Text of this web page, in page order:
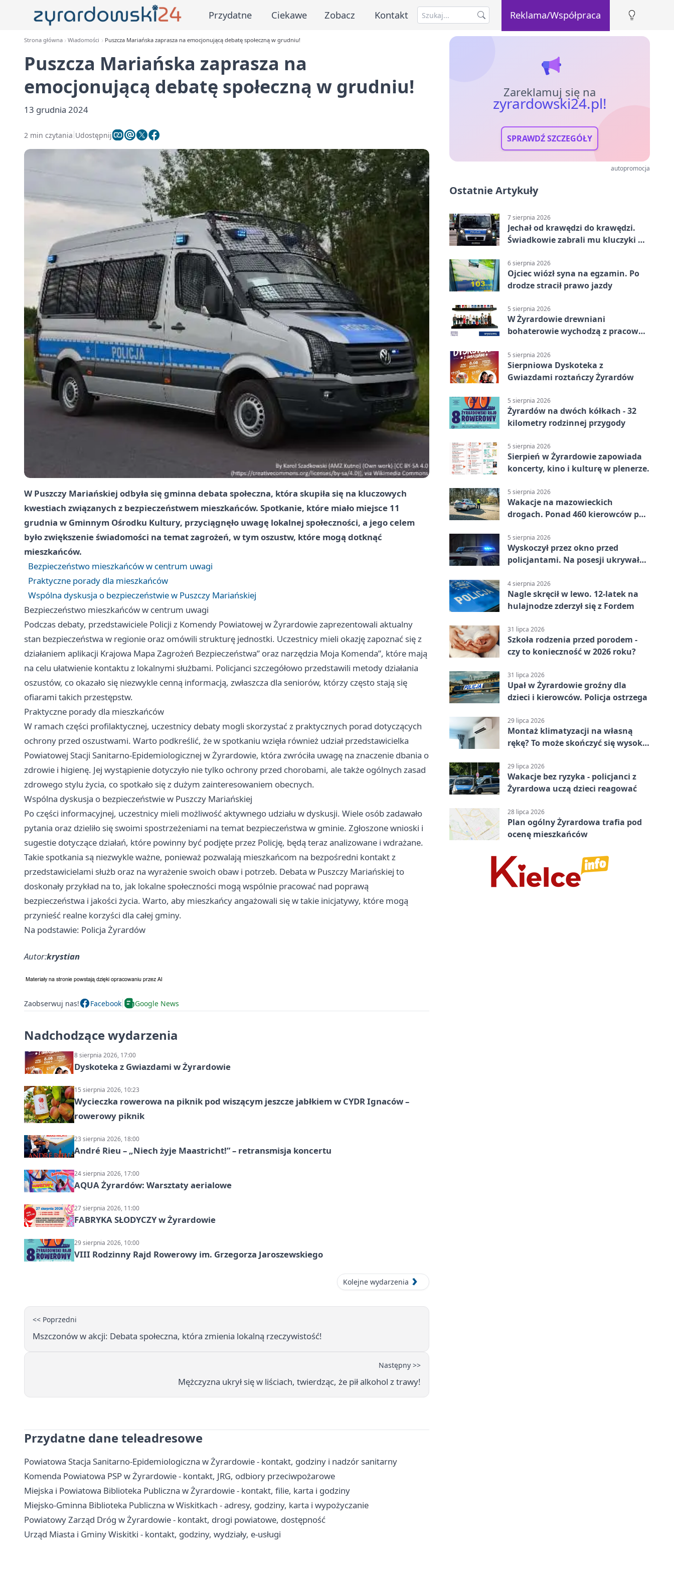
Przydatne Ciekawe Zobacz Kontakt Reklama/Współpraca
Strona główna Wiadomości Puszcza Mariańska zaprasza na emocjonującą debatę społeczną w grudniu!
Puszcza Mariańska zaprasza na
emocjonującą debatę społeczną w grudniu!
13 grudnia 2024
2 min czytania Udostępnij
W Puszczy Mariańskiej odbyła się gminna debata społeczna, która skupiła się na kluczowych
kwestiach związanych z bezpieczeństwem mieszkańców. Spotkanie, które miało miejsce 11
grudnia w Gminnym Ośrodku Kultury, przyciągnęło uwagę lokalnej społeczności, a jego celem
było zwiększenie świadomości na temat zagrożeń, w tym oszustw, które mogą dotknąć
mieszkańców.
Bezpieczeństwo mieszkańców w centrum uwagi
Praktyczne porady dla mieszkańców
Wspólna dyskusja o bezpieczeństwie w Puszczy Mariańskiej
Bezpieczeństwo mieszkańców w centrum uwagi
Podczas debaty, przedstawiciele Policji z Komendy Powiatowej w Żyrardowie zaprezentowali aktualny
stan bezpieczeństwa w regionie oraz omówili strukturę jednostki. Uczestnicy mieli okazję zapoznać się z
działaniem aplikacji Krajowa Mapa Zagrożeń Bezpieczeństwa” oraz narzędzia Moja Komenda”, które mają
na celu ułatwienie kontaktu z lokalnymi służbami. Policjanci szczegółowo przedstawili metody działania
oszustów, co okazało się niezwykle cenną informacją, zwłaszcza dla seniorów, którzy często stają się
ofiarami takich przestępstw.
Praktyczne porady dla mieszkańców
W ramach części profilaktycznej, uczestnicy debaty mogli skorzystać z praktycznych porad dotyczących
ochrony przed oszustwami. Warto podkreślić, że w spotkaniu wzięła również udział przedstawicielka
Powiatowej Stacji Sanitarno-Epidemiologicznej w Żyrardowie, która zwróciła uwagę na znaczenie dbania o
zdrowie i higienę. Jej wystąpienie dotyczyło nie tylko ochrony przed chorobami, ale także ogólnych zasad
zdrowego stylu życia, co spotkało się z dużym zainteresowaniem obecnych.
Wspólna dyskusja o bezpieczeństwie w Puszczy Mariańskiej
Po części informacyjnej, uczestnicy mieli możliwość aktywnego udziału w dyskusji. Wiele osób zadawało
pytania oraz dzieliło się swoimi spostrzeżeniami na temat bezpieczeństwa w gminie. Zgłoszone wnioski i
sugestie dotyczące działań, które powinny być podjęte przez Policję, będą teraz analizowane i wdrażane.
Takie spotkania są niezwykle ważne, ponieważ pozwalają mieszkańcom na bezpośredni kontakt z
przedstawicielami służb oraz na wyrażenie swoich obaw i potrzeb. Debata w Puszczy Mariańskiej to
doskonały przykład na to, jak lokalne społeczności mogą wspólnie pracować nad poprawą
bezpieczeństwa i jakości życia. Warto, aby mieszkańcy angażowali się w takie inicjatywy, które mogą
przynieść realne korzyści dla całej gminy.
Na podstawie: Policja Żyrardów
Autor:krystian
Zaobserwuj nas! Facebook Google News
Nadchodzące wydarzenia
8 sierpnia 2026, 17:00
Dyskoteka z Gwiazdami w Żyrardowie
15 sierpnia 2026, 10:23
Wycieczka rowerowa na piknik pod wiszącym jeszcze jabłkiem w CYDR Ignaców –
rowerowy piknik
23 sierpnia 2026, 18:00
André Rieu – „Niech żyje Maastricht!” – retransmisja koncertu
24 sierpnia 2026, 17:00
AQUA Żyrardów: Warsztaty aerialowe
27 sierpnia 2026, 11:00
FABRYKA SŁODYCZY w Żyrardowie
29 sierpnia 2026, 10:00
VIII Rodzinny Rajd Rowerowy im. Grzegorza Jaroszewskiego
Kolejne wydarzenia
<< Poprzedni
Mszczonów w akcji: Debata społeczna, która zmienia lokalną rzeczywistość!
Następny >>
Mężczyzna ukrył się w liściach, twierdząc, że pił alkohol z trawy!
Przydatne dane teleadresowe
Powiatowa Stacja Sanitarno-Epidemiologiczna w Żyrardowie - kontakt, godziny i nadzór sanitarny
Komenda Powiatowa PSP w Żyrardowie - kontakt, JRG, odbiory przeciwpożarowe
Miejska i Powiatowa Biblioteka Publiczna w Żyrardowie - kontakt, filie, karta i godziny
Miejsko-Gminna Biblioteka Publiczna w Wiskitkach - adresy, godziny, karta i wypożyczanie
Powiatowy Zarząd Dróg w Żyrardowie - kontakt, drogi powiatowe, dostępność
Urząd Miasta i Gminy Wiskitki - kontakt, godziny, wydziały, e-usługi
Zareklamuj się na
zyrardowski24.pl!
SPRAWDŹ SZCZEGÓŁY
autopromocja
Ostatnie Artykuły
7 sierpnia 2026
Jechał od krawędzi do krawędzi.
Świadkowie zabrali mu kluczyki w
6 sierpnia 2026
Ojciec wiózł syna na egzamin. Po
drodze stracił prawo jazdy
5 sierpnia 2026
W Żyrardowie drewniani
bohaterowie wychodzą z pracowni
5 sierpnia 2026
Sierpniowa Dyskoteka z
Gwiazdami roztańczy Żyrardów
5 sierpnia 2026
Żyrardów na dwóch kółkach - 32
kilometry rodzinnej przygody
5 sierpnia 2026
Sierpień w Żyrardowie zapowiada
koncerty, kino i kulturę w plenerze.
5 sierpnia 2026
Wakacje na mazowieckich
drogach. Ponad 460 kierowców po
5 sierpnia 2026
Wyskoczył przez okno przed
policjantami. Na posesji ukrywał
4 sierpnia 2026
Nagle skręcił w lewo. 12-latek na
hulajnodze zderzył się z Fordem
31 lipca 2026
Szkoła rodzenia przed porodem -
czy to konieczność w 2026 roku?
31 lipca 2026
Upał w Żyrardowie groźny dla
dzieci i kierowców. Policja ostrzega
29 lipca 2026
Montaż klimatyzacji na własną
rękę? To może skończyć się wysoką
29 lipca 2026
Wakacje bez ryzyka - policjanci z
Żyrardowa uczą dzieci reagować
28 lipca 2026
Plan ogólny Żyrardowa trafia pod
ocenę mieszkańców